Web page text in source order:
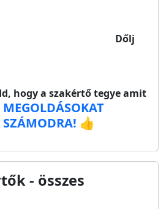
Dőlj
hogy a szakértő tegye amit
MEGOLDÁSOKAT
👍
- összes